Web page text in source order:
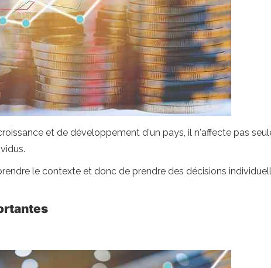
et de développement d'un pays, il n'affecte pas
le contexte et donc de prendre des décisions